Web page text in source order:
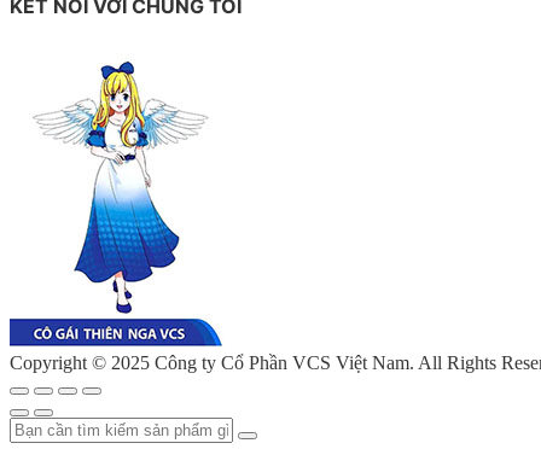
KẾT NỐI VỚI CHÚNG TÔI
Copyright © 2025 Công ty Cổ Phần VCS Việt Nam. All Rights